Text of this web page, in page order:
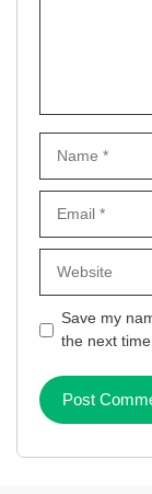
Save my
the next